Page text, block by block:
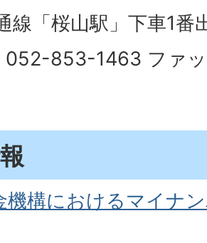
線「桜山駅」下車1番
052-853-1463 ファ
機構におけるマイナ